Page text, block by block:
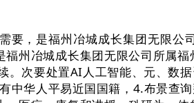
，是福州冶城成长集团无限公
州冶城成长集团无限公司所属
次要处置AI人工智能、元、数
中华人平易近国国籍，4.布景查